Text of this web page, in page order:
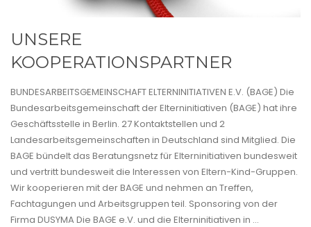
UNSERE
KOOPERATIONSPARTNER
BUNDESARBEITSGEMEINSCHAFT ELTERNINITIATIVEN E.V. (BAGE) Die
Bundesarbeitsgemeinschaft der Elterninitiativen (BAGE) hat ihre
Geschäftsstelle in Berlin. 27 Kontaktstellen und 2
Landesarbeitsgemeinschaften in Deutschland sind Mitglied. Die
BAGE bündelt das Beratungsnetz für Elterninitiativen bundesweit
und vertritt bundesweit die Interessen von Eltern-Kind-Gruppen.
Wir kooperieren mit der BAGE und nehmen an Treffen,
Fachtagungen und Arbeitsgruppen teil. Sponsoring von der
Firma DUSYMA Die BAGE e.V. und die Elterninitiativen in ...